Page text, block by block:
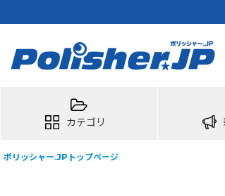
カテゴリ
ポリッシャー.JPトップページ